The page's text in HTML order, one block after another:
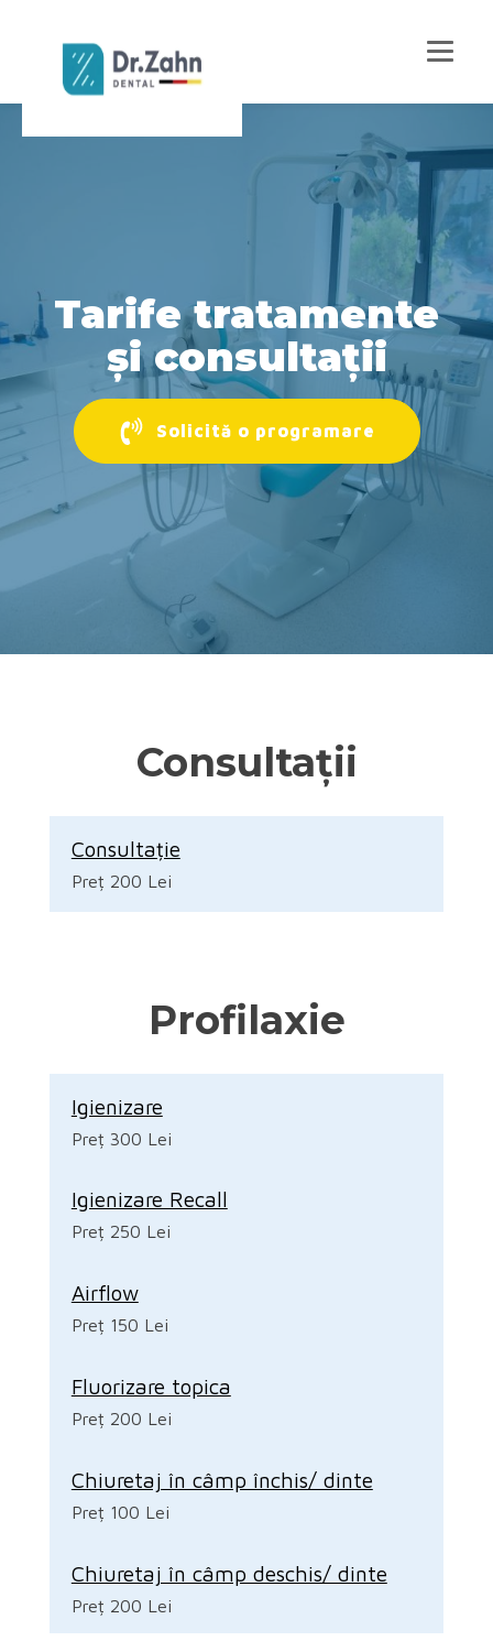
Tarife tratamente
și consultații
Solicită o programare
Consultații
Consultație
Preț 200 Lei
Profilaxie
Igienizare
Preț 300 Lei
Igienizare Recall
Preț 250 Lei
Airflow
Preț 150 Lei
Fluorizare topica
Preț 200 Lei
Chiuretaj în câmp închis/ dinte
Preț 100 Lei
Chiuretaj în câmp deschis/ dinte
Preț 200 Lei